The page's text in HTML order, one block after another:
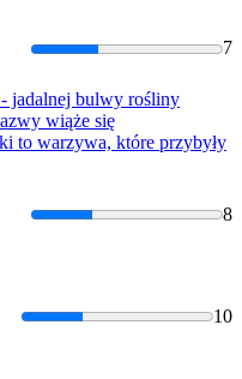
7
- jadalnej bulwy rośliny
wiąże się
to warzywa, które przybyły
8
10